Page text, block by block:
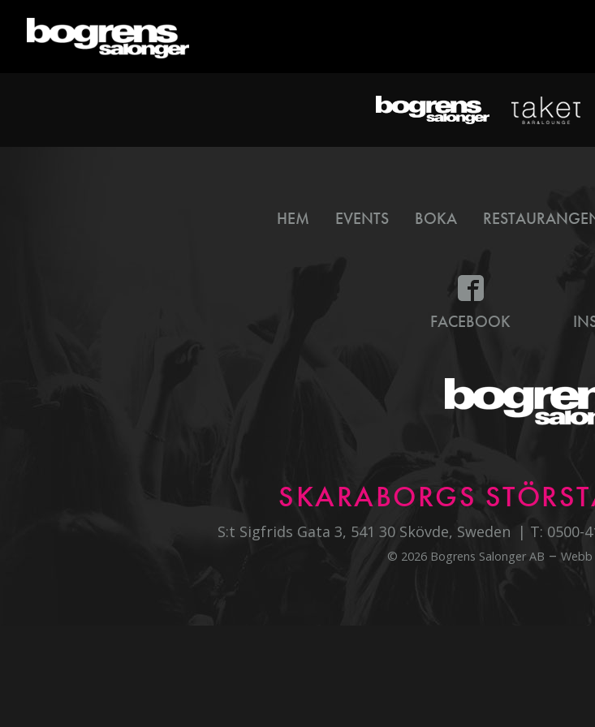
HEM EVENTS BOKA
FACEBOOK
SKARABORGS
S:t Sigfrids Gata 3, 541 30 Skövde, Sweden T: 0500-
© 2026 Bogrens Salonger AB – Webb